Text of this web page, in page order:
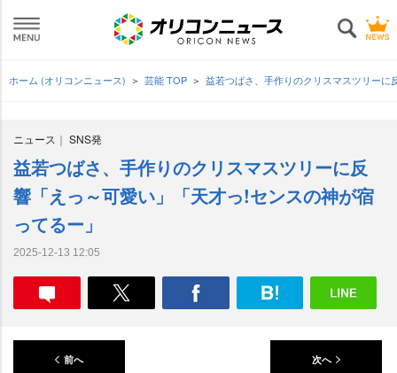
ホーム (オリコンニュース) 芸能 TOP 益若つばさ、手作りのクリスマスツリー
ニュース SNS発
益若つばさ、手作りのクリスマスツリーに反
響「えっ～可愛い」「天才っ!センスの神が宿
ってるー」
2025-12-13 12:05
前へ 次へ